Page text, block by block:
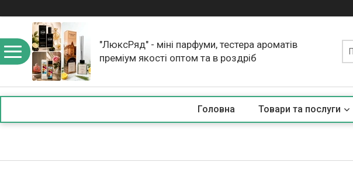
"ЛюксРяд" - міні парфуми, тестера ароматів
преміум якості оптом та в роздріб
Головна Товари та послуги